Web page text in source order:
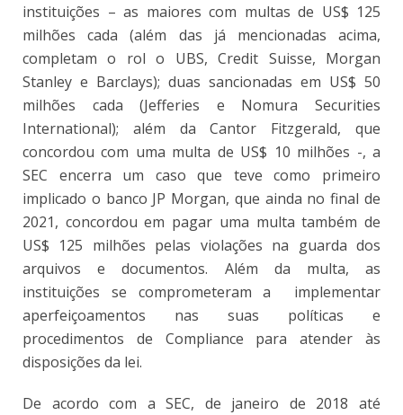
instituições – as maiores com multas de US$ 125
milhões cada (além das já mencionadas acima,
completam o rol o UBS, Credit Suisse, Morgan
Stanley e Barclays); duas sancionadas em US$ 50
milhões cada (Jefferies e Nomura Securities
International); além daCantor Fitzgerald, que
concordou com uma multa de US$ 10 milhões -, a
SEC encerra um caso que teve como primeiro
implicado o banco JP Morgan, que ainda no final de
2021, concordou em pagar uma multa também de
US$ 125 milhões pelas violações na guarda dos
arquivos e documentos. Além da multa, as
instituições se comprometeram a implementar
aperfeiçoamentos nas suas políticas e
procedimentos de Compliance para atender às
disposições da lei.
De acordo com a SEC, de janeiro de 2018 até